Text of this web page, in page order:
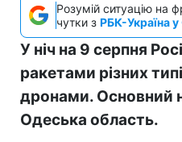
Розумій ситуацію на
чутки з РБК-Україна
У ніч на 9 серпня
ракетами різних
дронами. Основний
Одеська область.